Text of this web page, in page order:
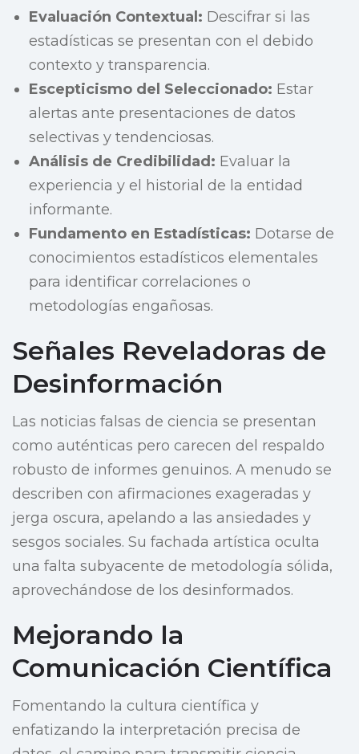
Evaluación Contextual: Descifrar si las
estadísticas se presentan con el debido
contexto y transparencia.
Escepticismo del Seleccionado: Estar
alertas ante presentaciones de datos
selectivas y tendenciosas.
Análisis de Credibilidad: Evaluar la
experiencia y el historial de la entidad
informante.
Fundamento en Estadísticas: Dotarse de
conocimientos estadísticos elementales
para identificar correlaciones o
metodologías engañosas.
Señales Reveladoras de
Desinformación
Las noticias falsas de ciencia se presentan
como auténticas pero carecen del respaldo
robusto de informes genuinos. A menudo se
describen con afirmaciones exageradas y
jerga oscura, apelando a las ansiedades y
sesgos sociales. Su fachada artística oculta
una falta subyacente de metodología sólida,
aprovechándose de los desinformados.
Mejorando la
Comunicación Científica
Fomentando la cultura científica y
enfatizando la interpretación precisa de